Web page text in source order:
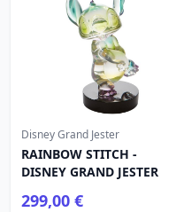
Disney Grand Jester
RAINBOW STITCH -
DISNEY GRAND JESTER
299,00 €